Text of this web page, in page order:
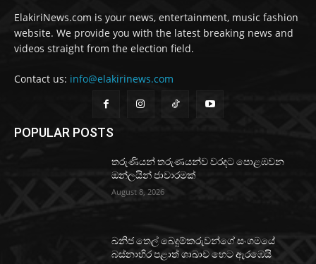
ElakiriNews.com is your news, entertainment, music fashion
website. We provide you with the latest breaking news and
videos straight from the election field.
Contact us: info@elakirinews.com
POPULAR POSTS
තරුණියන් තරුණයන්ව වරදට පොළඹවන
ඔන්ලයින් ජාවාරමක්
August 8, 2026
ඛනිජ තෙල් බෙදුම්කරුවන්ගේ සංගමයේ
බස්නාහිර පළාත් ශාඛාව හෙට ඇරඹෙයි